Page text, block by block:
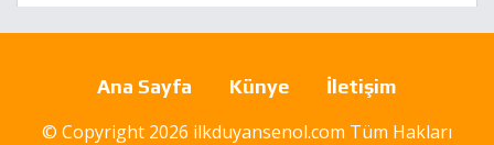
Ana Sayfa Künye İletişim
© Copyright 2026 ilkduyansenol.com Tüm Hakları